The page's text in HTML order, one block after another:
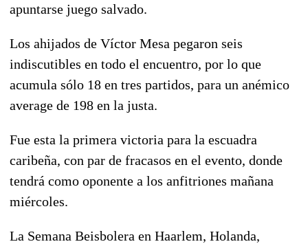
apuntarse juego salvado.
Los ahijados de Víctor Mesa pegaron seis
indiscutibles en todo el encuentro, por lo que
acumula sólo 18 en tres partidos, para un anémico
average de 198 en la justa.
Fue esta la primera victoria para la escuadra
caribeña, con par de fracasos en el evento, donde
tendrá como oponente a los anfitriones mañana
miércoles.
La Semana Beisbolera en Haarlem, Holanda,